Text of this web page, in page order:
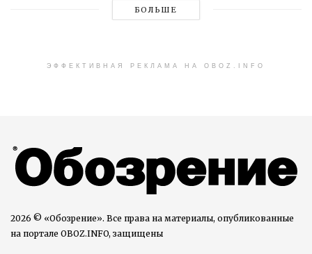
БОЛЬШЕ
ЭФФЕКТИВНАЯ РЕКЛАМА НА OBOZ.INFO
2026 © «Обозрение». Все права на материалы, опубликованные
на портале OBOZ.INFO, защищены